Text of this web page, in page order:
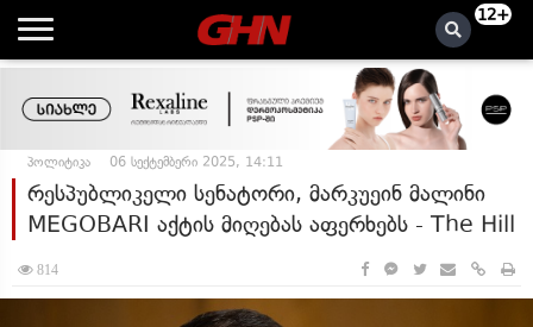
12+
პოლიტიკა 06 სექტემბერი 2025, 14:11
რესპუბლიკელი სენატორი, მარკუეინ მალინი
MEGOBARI აქტის მიღებას აფერხებს - The Hill
814